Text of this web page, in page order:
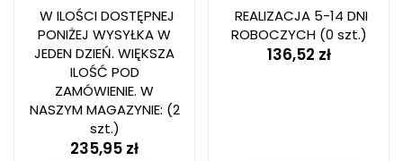
W ILOŚCI DOSTĘPNEJ
PONIŻEJ WYSYŁKA W
JEDEN DZIEŃ. WIĘKSZA
ILOŚĆ POD
ZAMÓWIENIE. W
NASZYM MAGAZYNIE: (2
szt.)
235,95 zł
REALIZACJA 5-14 DNI
ROBOCZYCH(0 szt.)
136,52 zł